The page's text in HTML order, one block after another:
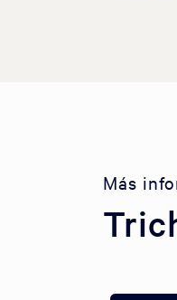
Más